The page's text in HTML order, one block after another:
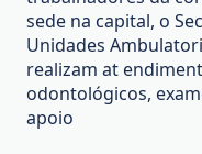
sede na capital, o
Unidades
realizam at
odontológicos,
apoio